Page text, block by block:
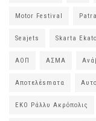
Motor Festival Patra
Seajets Skarta Ekato
ΑΟΠ ΑΣΜΑ
Αποτελέsmατα
ΕΚΟ Ράλλυ Ακρόπολις